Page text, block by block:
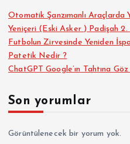
Otomatik Şanzımanlı Araçlarda
Yeniçeri (Eski Asker ) Padişah
Futbolun Zirvesinde Yeniden
Patetik Nedir ?
ChatGPT Google’ın Tahtına
Son yorumlar
Görüntülenecek bir yorum yok.